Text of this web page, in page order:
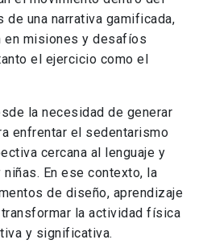
de una narrativa gamificada,
en misiones y desafíos
el ejercicio como el
la necesidad de generar
enfrentar el sedentarismo
cercana al lenguaje y
En ese contexto, la
de diseño, aprendizaje
la actividad física
y significativa.